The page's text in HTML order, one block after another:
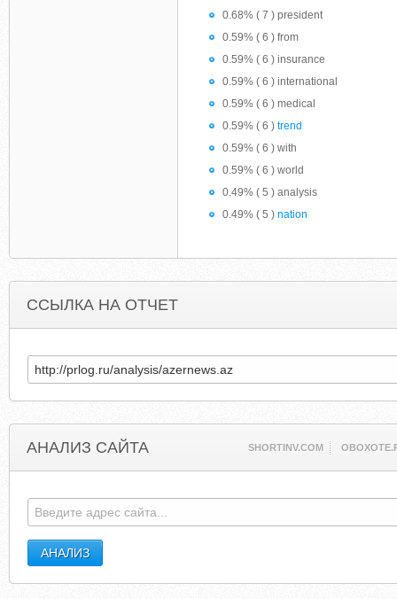
0.68% ( 7 ) president
0.59% ( 6 ) from
0.59% ( 6 ) insurance
0.59% ( 6 ) international
0.59% ( 6 ) medical
0.59% ( 6 ) trend
0.59% ( 6 ) with
0.59% ( 6 ) world
0.49% ( 5 ) analysis
0.49% ( 5 ) nation
ССЫЛКА НА ОТЧЕТ
АНАЛИЗ САЙТА SHORTINV.COM